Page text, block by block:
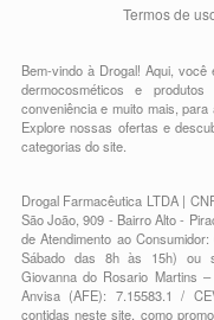
Termos de
Bem-vindo à Drogal! Aqui,
dermocosméticos e
conveniênciae muito mais, para
Explore nossas ofertas e
categorias do site.
Drogal Farmacêutica LTDA |
São João, 909 - Bairro Alto -
de Atendimento ao
Sábado das 8h às 15h) ou
Giovanna do Rosario Martins
Anvisa (AFE): 7.15583.1 /
contidas neste site, como